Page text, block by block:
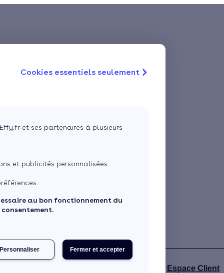
Cookies essentiels seulement
et ses partenaires à plusieurs
et publicités personnalisées
au bon fonctionnement du
Fermer et accepter
Personnaliser
Espace Client